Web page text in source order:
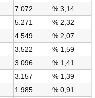
7.072
% 3,14
5.271
% 2,32
4.549
% 2,07
3.522
% 1,59
3.096
% 1,41
3.157
% 1,39
1.985
% 0,91